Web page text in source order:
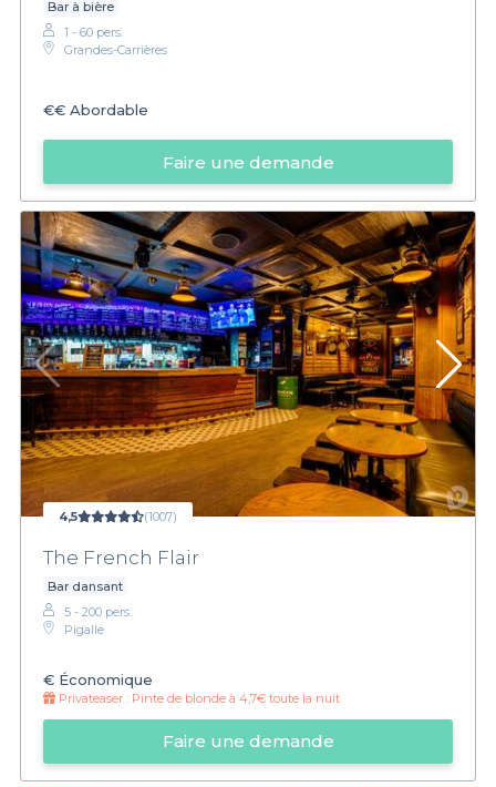
Bar à bière
1 - 60 pers.
Grandes-Carrières
€€ Abordable
Faire une demande
4,5 (1007)
The French Flair
Bar dansant
5 - 200 pers.
Pigalle
€ Économique
Privateaser : Pinte de blonde à 4,7€ toute la nuit
Faire une demande